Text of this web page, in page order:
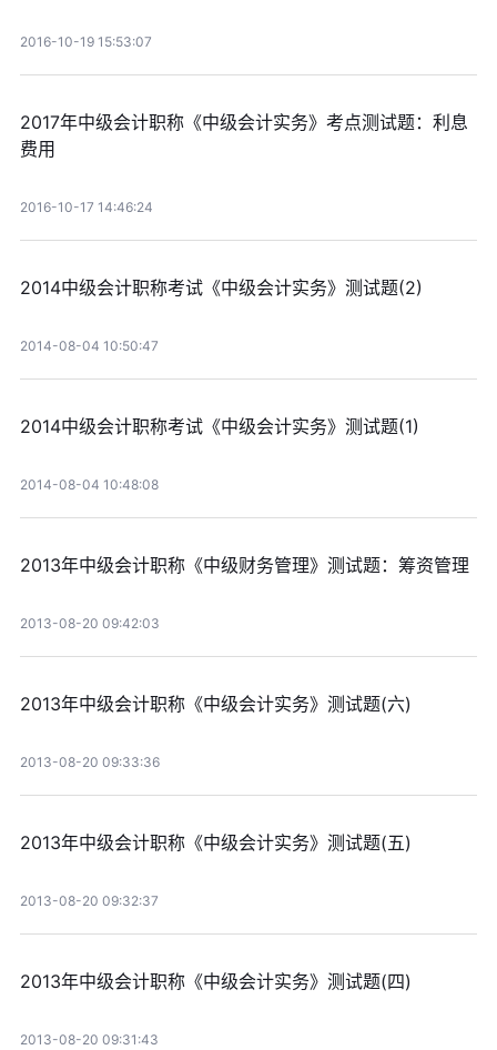
2016-10-19 15:53:07
2017年中级会计职称《中级会计实务》考点测试题：利息
费用
2016-10-17 14:46:24
2014中级会计职称考试《中级会计实务》测试题(2)
2014-08-04 10:50:47
2014中级会计职称考试《中级会计实务》测试题(1)
2014-08-04 10:48:08
2013年中级会计职称《中级财务管理》测试题：筹资管理
2013-08-20 09:42:03
2013年中级会计职称《中级会计实务》测试题(六)
2013-08-20 09:33:36
2013年中级会计职称《中级会计实务》测试题(五)
2013-08-20 09:32:37
2013年中级会计职称《中级会计实务》测试题(四)
2013-08-20 09:31:43